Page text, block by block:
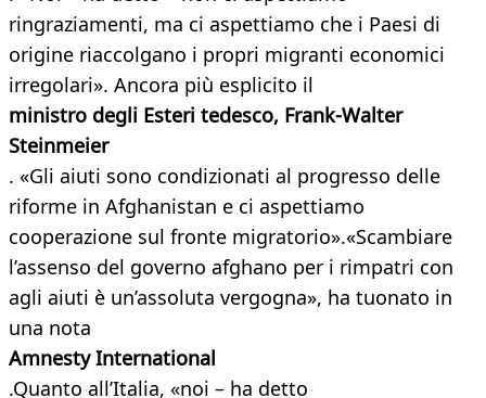
ringraziamenti, ma ci aspettiamo che i Paesi di
origine riaccolgano i propri migranti economici
irregolari». Ancora più esplicito il
ministro degli Esteri tedesco, Frank-Walter
Steinmeier
. «Gli aiuti sono condizionati al progresso delle
riforme in Afghanistan e ci aspettiamo
cooperazione sul fronte migratorio».«Scambiare
l’assenso del governo afghano per i rimpatri con
agli aiuti è un’assoluta vergogna», ha tuonato in
una nota
Amnesty International
.Quanto all’Italia, «noi – ha detto